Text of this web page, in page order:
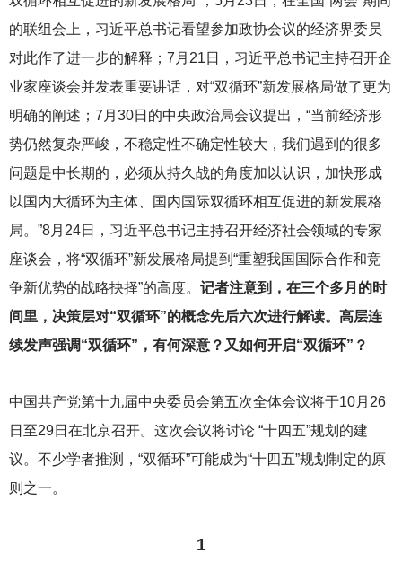
的联组会上，习近平总书记看望参加政协会议的经济界委员
对此作了进一步的解释；7月21日，习近平总书记主持召开企
业家座谈会并发表重要讲话，对“双循环”新发展格局做了更为
明确的阐述；7月30日的中央政治局会议提出，“当前经济形
势仍然复杂严峻，不稳定性不确定性较大，我们遇到的很多
问题是中长期的，必须从持久战的角度加以认识，加快形成
以国内大循环为主体、国内国际双循环相互促进的新发展格
局。”8月24日，习近平总书记主持召开经济社会领域的专家
座谈会，将“双循环”新发展格局提到“重塑我国国际合作和竞
争新优势的战略抉择”的高度。 记者注意到，在三个多月的时
间里，决策层对“双循环”的概念先后六次进行解读。高层连
续发声强调“双循环”，有何深意？又如何开启“双循环”？
中国共产党第十九届中央委员会第五次全体会议将于10月26
日至29日在北京召开。这次会议将讨论 “十四五”规划的建
议。不少学者推测，“双循环”可能成为“十四五”规划制定的原
则之一。
1